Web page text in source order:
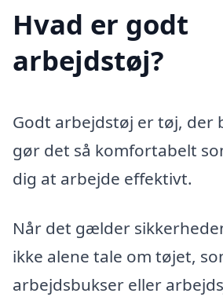
Hvad er godt
arbejdstøj?
Godt arbejdstøj er tøj, der
gør det så komfortabelt
dig at arbejde effektivt.
Når det gælder
ikke alene tale om tøjet,
arbejdsbukser eller